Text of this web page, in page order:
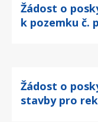
Žádost o
k pozemku č.
Žádost o
stavby pro